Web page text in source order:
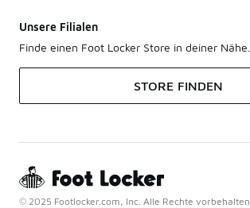
Unsere Filialen
Finde einen Foot Locker Store in deiner Nähe.
STORE FINDEN
© 2025 Footlocker.com, Inc. Alle Rechte vorbehalten